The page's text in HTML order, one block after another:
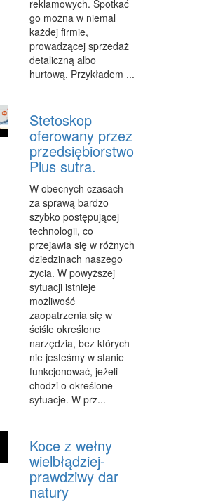
INNE AGENCJE
WIGOR
IMPREZY INTEGRACYJNE
SPORTOWE I REKREACYJNE
PRODUKCJA
INFORMATYCZNE
RESTAURACJE, CATERING
FOTOGRAFIA
PORADY PRAWNE
PORZĄDKOWANIE
SERWIS
OPIEKA
INNE USŁUGI
KURIER, PRZESYŁKI
HOTELE I NOCLEGI
PODRÓŻE
ZDROWIE
reklamowych. Spotkać
go można w niemal
każdej firmie,
prowadzącej sprzedaż
detaliczną albo
hurtową. Przykładem ...
Stetoskop
oferowany przez
przedsiębiorstwo
Plus sutra.
W obecnych czasach
za sprawą bardzo
szybko postępującej
technologii, co
przejawia się w różnych
dziedzinach naszego
życia. W powyższej
sytuacji istnieje
możliwość
zaopatrzenia się w
ściśle określone
narzędzia, bez których
nie jesteśmy w stanie
funkcjonować, jeżeli
chodzi o określone
sytuacje. W prz...
Koce z wełny
wielbłądziej-
prawdziwy dar
natury